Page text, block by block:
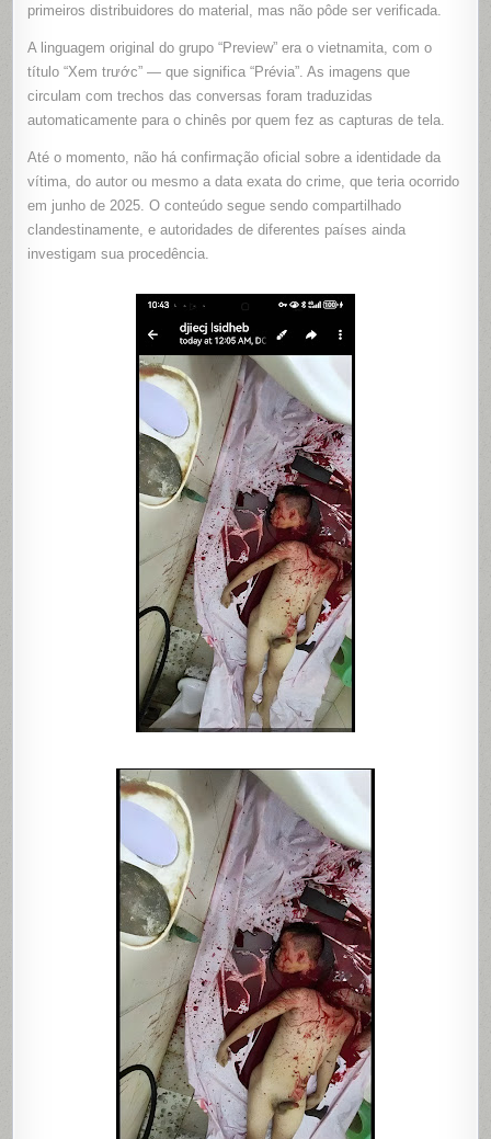
primeiros distribuidores do material, mas não pôde ser verificada.
A linguagem original do grupo “Preview” era o vietnamita, com o
título “Xem trước” — que significa “Prévia”. As imagens que
circulam com trechos das conversas foram traduzidas
automaticamente para o chinês por quem fez as capturas de tela.
Até o momento, não há confirmação oficial sobre a identidade da
vítima, do autor ou mesmo a data exata do crime, que teria ocorrido
em junho de 2025. O conteúdo segue sendo compartilhado
clandestinamente, e autoridades de diferentes países ainda
investigam sua procedência.